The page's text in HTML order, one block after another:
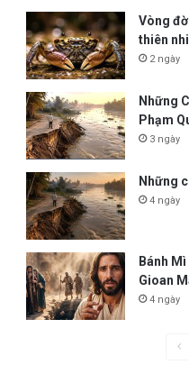
Vòng
thiên
2 ngày
Những
Phạm
3 ngày
Những
4 ngày
Bánh
Gioan
4 ngày